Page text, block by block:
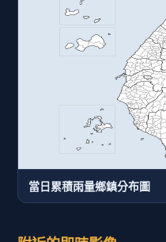
當日累積雨量鄉鎮分布圖